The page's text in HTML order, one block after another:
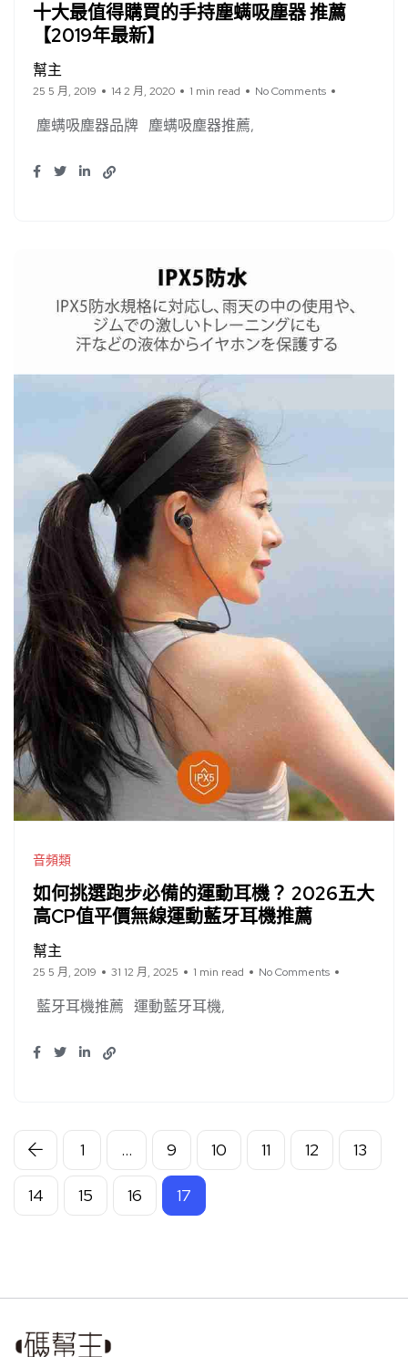
十大最值得購買的手持塵螨吸塵器 推薦
【2019年最新】
幫主
25 5 月, 2019 14 2 月, 2020 1 min read No Comments
塵螨吸塵器品牌 塵螨吸塵器推薦
音頻類
如何挑選跑步必備的運動耳機？ 2026五大
高CP值平價無線運動藍牙耳機推薦
幫主
25 5 月, 2019 31 12 月, 2025 1 min read No Comments
藍牙耳機推薦 運動藍牙耳機
1 ... 9 10 11 12 13
14 15 16 17